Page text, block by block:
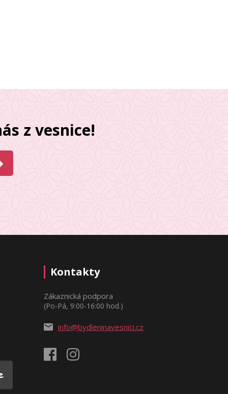
z vesnice!
Kontakty
Zákaznická podpora
(Po-Pá, 9:00-16:00 hod.)
info@bydleninavesnici.cz